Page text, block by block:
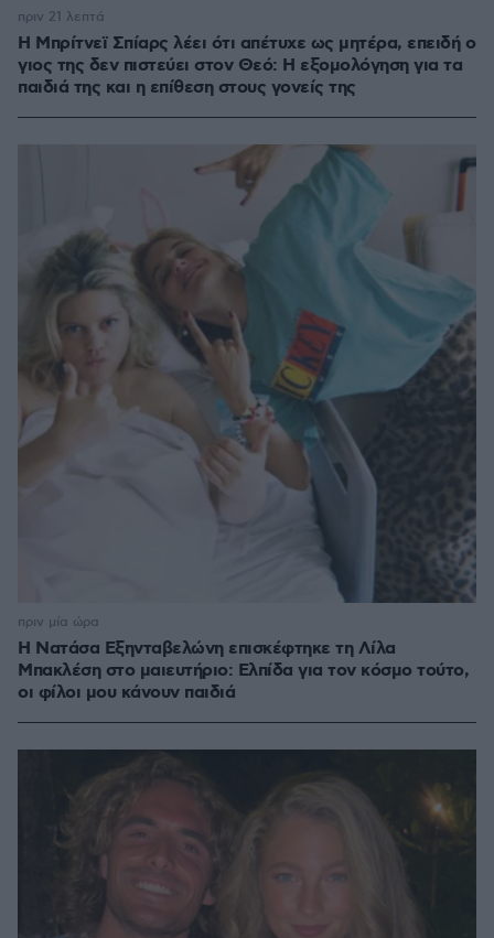
Η Μπρίτνεϊ Σπίαρς λέει ότι απέτυχε ως μητέρα, επειδή ο
γιος της δεν πιστεύει στον Θεό: Η εξομολόγηση για τα
παιδιά της και η επίθεση στους γονείς της
πριν 21 λεπτά
Η Νατάσα Εξηνταβελώνη επισκέφτηκε τη Λίλα
Μπακλέση στο μαιευτήριο: Ελπίδα για τον κόσμο τούτο,
οι φίλοι μου κάνουν παιδιά
πριν μία ώρα